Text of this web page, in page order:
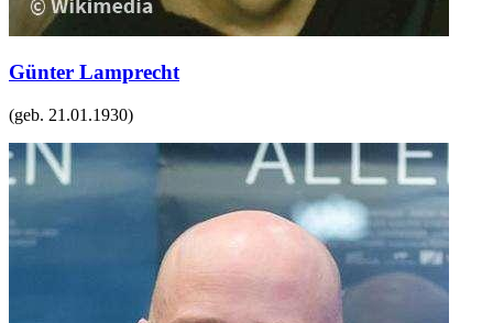
Günter Lamprecht
(geb. 21.01.1930)